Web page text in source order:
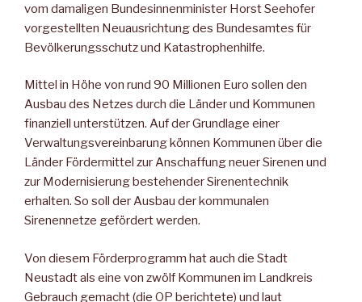
vom damaligen Bundesinnenminister Horst Seehofer
vorgestellten Neuausrichtung des Bundesamtes für
Bevölkerungsschutz und Katastrophenhilfe.
Mittel in Höhe von rund 90 Millionen Euro sollen den
Ausbau des Netzes durch die Länder und Kommunen
finanziell unterstützen. Auf der Grundlage einer
Verwaltungsvereinbarung können Kommunen über die
Länder Fördermittel zur Anschaffung neuer Sirenen und
zur Modernisierung bestehender Sirenentechnik
erhalten. So soll der Ausbau der kommunalen
Sirenennetze gefördert werden.
Von diesem Förderprogramm hat auch die Stadt
Neustadt als eine von zwölf Kommunen im Landkreis
Gebrauch gemacht (die OP berichtete) und laut